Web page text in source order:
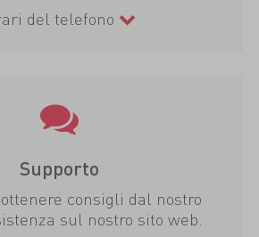
del telefono
Supporto
consigli dal nostro
sul nostro sito web.